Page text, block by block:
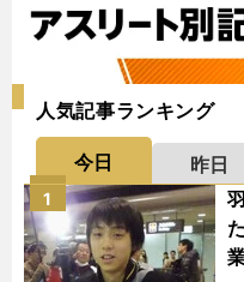
人気記事ランキング
今日 昨日
1